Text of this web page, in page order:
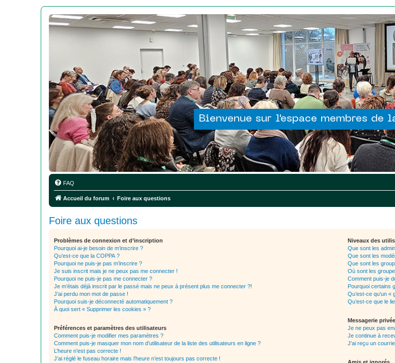
Bienvenue sur l'espace membres de
FAQ
Accueil du forum Foire aux questions
Foire aux questions
Problèmes de connexion et d’inscription
Pourquoi ai-je besoin de m’inscrire ?
Qu’est-ce que la COPPA ?
Pourquoi ne puis-je pas m’inscrire ?
Je suis inscrit mais je ne peux pas me connecter !
Pourquoi ne puis-je pas me connecter ?
Je m’étais déjà inscrit par le passé mais ne peux à présent plus me connecter ?!
J’ai perdu mon mot de passe !
Pourquoi suis-je déconnecté automatiquement ?
À quoi sert « Supprimer les cookies » ?
Préférences et paramètres des utilisateurs
Comment puis-je modifier mes paramètres ?
Comment puis-je masquer mon nom d’utilisateur de la liste des utilisateurs en ligne ?
L’heure n’est pas correcte !
J’ai réglé le fuseau horaire mais l’heure n’est toujours pas correcte !
Niveaux des
Que sont les
Que sont les
Que sont les
Où sont les
Comment puis-je
Pourquoi certains
Qu’est-ce qu’un «
Qu’est-ce que le
Messagerie privée
Je ne peux pas
Je continue à
J’ai reçu un